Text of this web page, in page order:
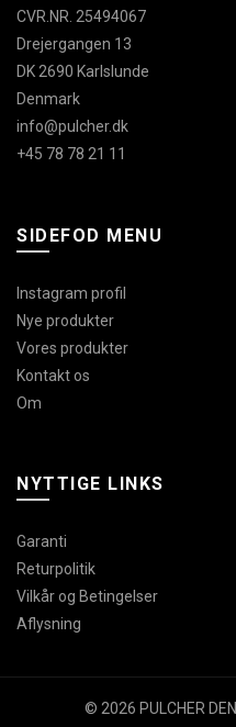
CVR.NR. 25494067
Drejergangen 13
DK 2690 Karlslunde
Denmark
info@pulcher.dk
+45 78 78 21 11
SIDEFOD MENU
Instagram profil
Nye produkter
Vores produkter
Kontakt os
Om
NYTTIGE LINKS
Garanti
Returpolitik
Vilkår og Betingelser
Aflysning
© 2026 PULCHER